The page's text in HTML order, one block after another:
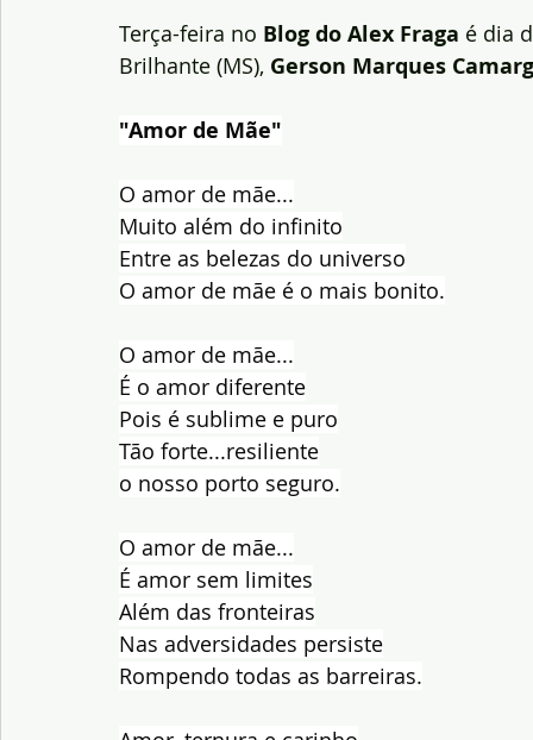
Terça-feira no Blog do Alex Fraga é dia
Brilhante (MS), Gerson Marques
"Amor de Mãe"
O amor de mãe...
Muito além do infinito
Entre as belezas do universo
O amor de mãe é o mais bonito.
O amor de mãe...
É o amor diferente
Pois é sublime e puro
Tão forte...resiliente
o nosso porto seguro.
O amor de mãe...
É amor sem limites
Além das fronteiras
Nas adversidades persiste
Rompendo todas as barreiras.